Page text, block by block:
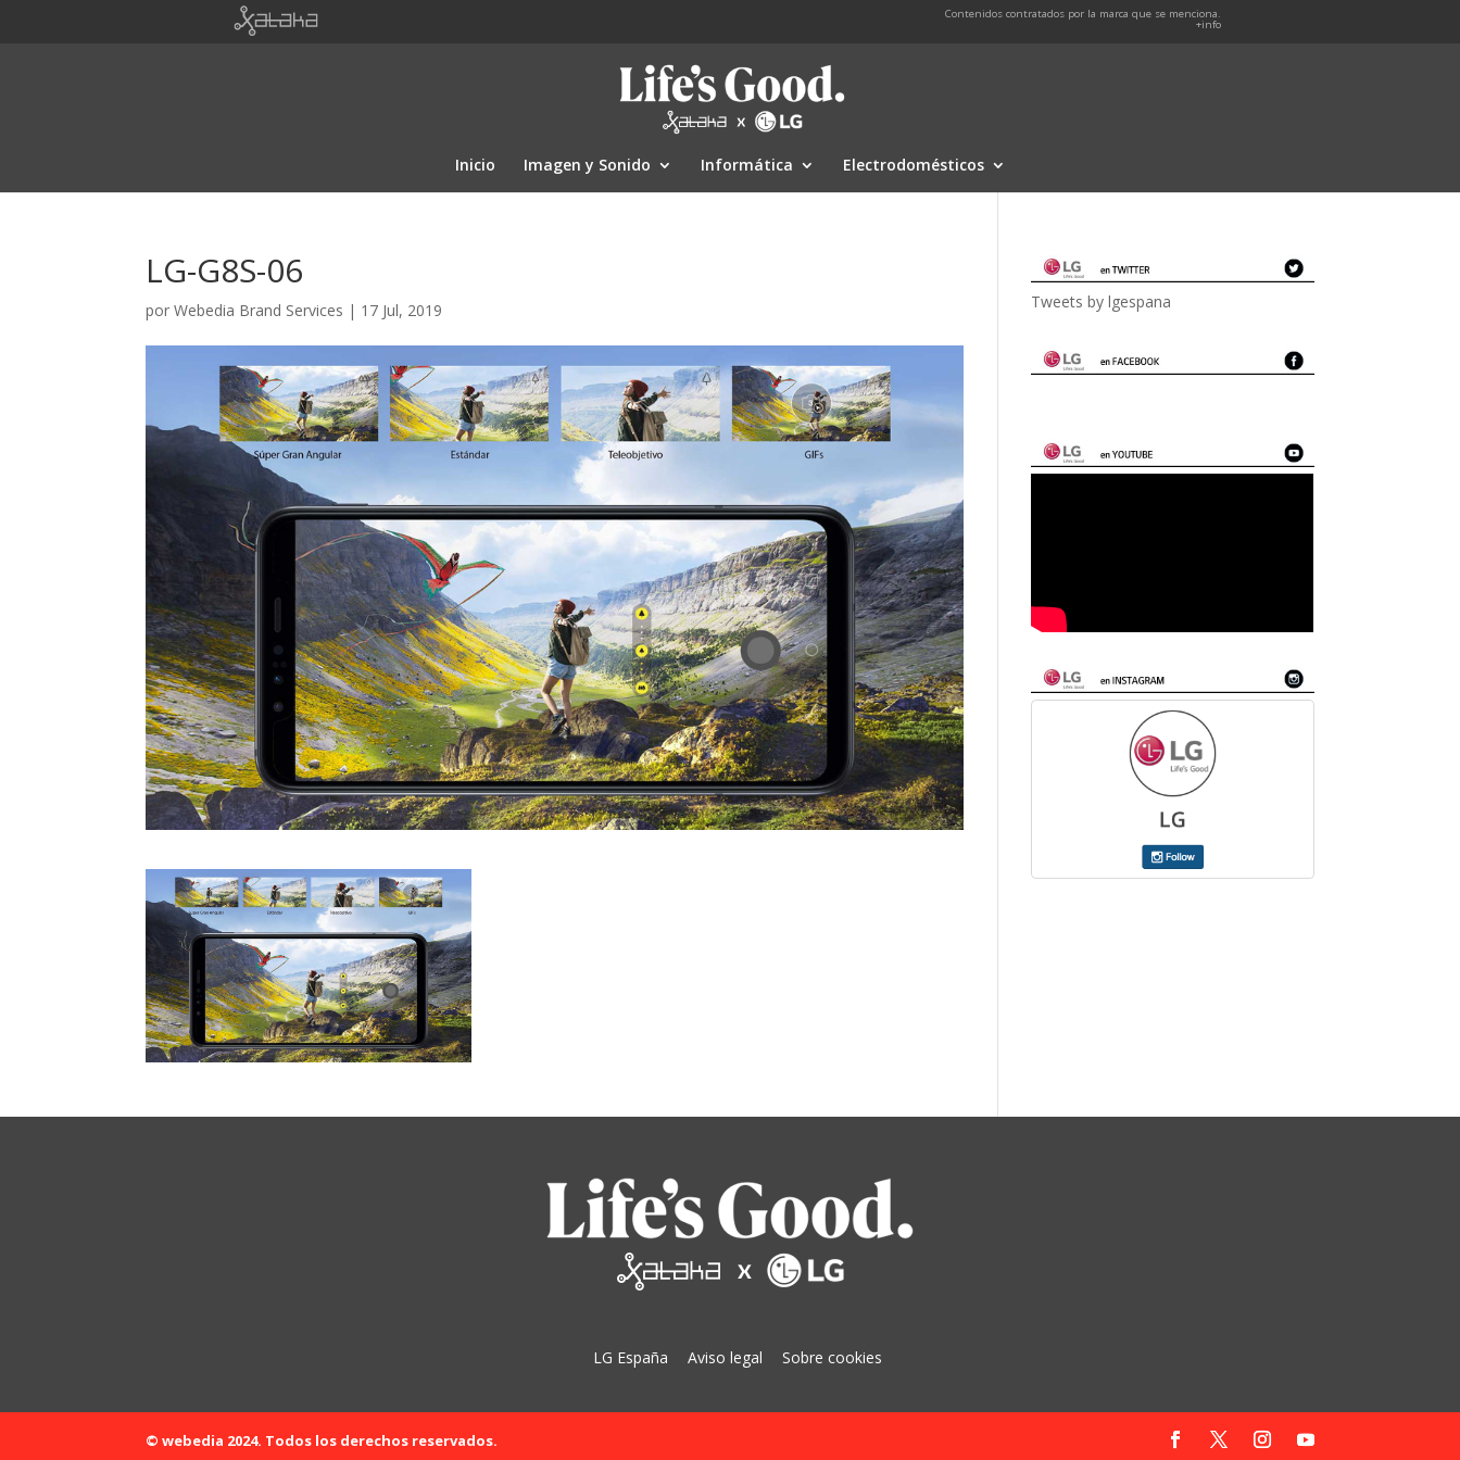
Contenidos contratados por la marca que se menciona.
+info
Inicio Imagen y Sonido Informática Electrodomésticos
LG-G8S-06
porWebedia Brand Services | 17 Jul, 2019 Tweets by lgespana
LG España Aviso legal Sobre cookies
© webedia 2024. Todos los derechos reservados.